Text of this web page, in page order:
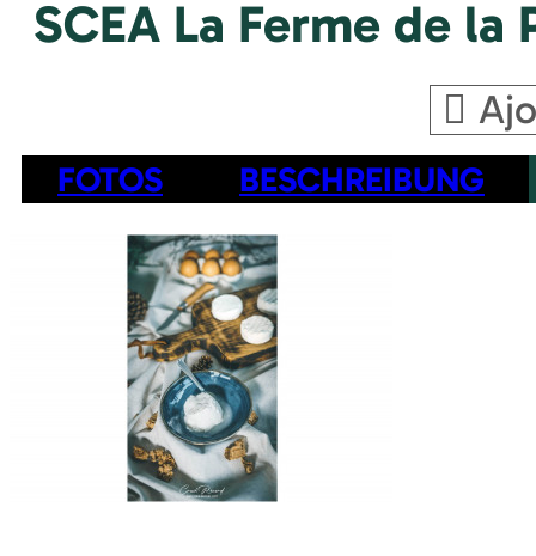
SCEA La Ferme de la
FOTOS BESCHREIBUNG